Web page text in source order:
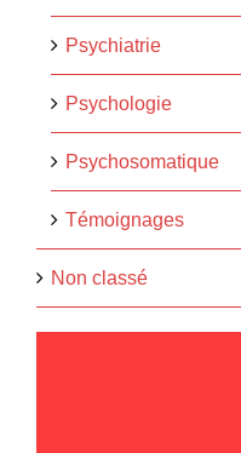
Psychiatrie
Psychologie
Psychosomatique
Témoignages
Non classé